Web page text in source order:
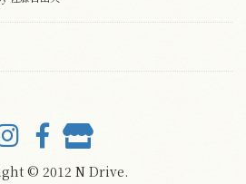
© 2012 N Drive.